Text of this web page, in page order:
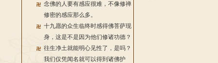
念佛的人要有感应很难，不像修禅
修密的感应那么多。
十九愿的众生临终时感得佛菩萨现
身，这是不是因为他们修诸功德？
往生净土就能明心见性了，是吗？
我们仅凭闻名就可以得到诸佛护